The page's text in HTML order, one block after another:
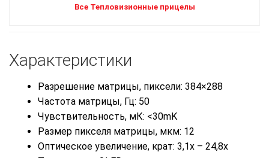
Все Тепловизионные прицелы
Характеристики
Разрешение матрицы, пиксели: 384×288
Частота матрицы, Гц: 50
Чувствительность, мК: <30mK
Размер пикселя матрицы, мкм: 12
Оптическое увеличение, крат: 3,1х – 24,8х